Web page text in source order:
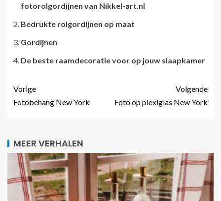
fotorolgordijnen van Nikkel-art.nl
Bedrukte rolgordijnen op maat
Gordijnen
De beste raamdecoratie voor op jouw slaapkamer
Vorige
Fotobehang New York
Volgende
Foto op plexiglas New York
MEER VERHALEN